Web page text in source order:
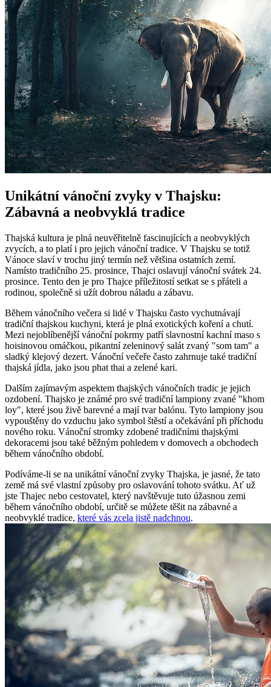
Unikátní vánoční zvyky v Thajsku:
Zábavná a neobvyklá tradice
Thajská kultura je plná neuvěřitelně fascinujících a neobvyklých
zvycích, a to platí i pro jejich vánoční tradice. V Thajsku se totiž
Vánoce slaví v trochu jiný termín než většina ostatních zemí.
Namísto tradičního 25. prosince, Thajci oslavují vánoční svátek 24.
prosince. Tento den je pro Thajce příležitostí setkat se s přáteli a
rodinou, společně si užít dobrou náladu a zábavu.
Během vánočního večera si lidé v Thajsku často vychutnávají
tradiční thajskou kuchyni, která je plná exotických koření a chutí.
Mezi nejoblíbenější vánoční pokrmy patří slavnostní kachní maso s
hoisinovou omáčkou, pikantní zeleninový salát zvaný "som tam" a
sladký klejový dezert. Vánoční večeře často zahrnuje také tradiční
thajská jídla, jako jsou phat thai a zelené kari.
Dalším zajímavým aspektem thajských vánočních tradic je jejich
ozdobení. Thajsko je známé pro své tradiční lampiony zvané "khom
loy", které jsou živě barevné a mají tvar balónu. Tyto lampiony jsou
vypouštěny do vzduchu jako symbol štěstí a očekávání při příchodu
nového roku. Vánoční stromky zdobené tradičními thajskými
dekoracemi jsou také běžným pohledem v domovech a obchodech
během vánočního období.
Podíváme-li se na unikátní vánoční zvyky Thajska, je jasné, že tato
země má své vlastní způsoby pro oslavování tohoto svátku. Ať už
jste Thajec nebo cestovatel, který navštěvuje tuto úžasnou zemi
během vánočního období, určitě se můžete těšit na zábavné a
neobvyklé tradice, které vás zcela jistě nadchnou.